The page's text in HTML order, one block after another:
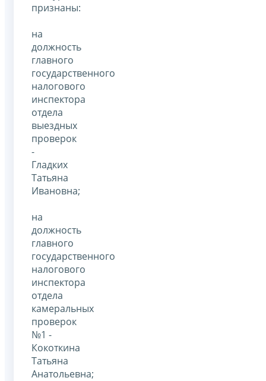
признаны:
на
должность
главного
государственного
налогового
инспектора
отдела
выездных
проверок
-
Гладких
Татьяна
Ивановна;
на
должность
главного
государственного
налогового
инспектора
отдела
камеральных
проверок
№1 -
Кокоткина
Татьяна
Анатольевна;